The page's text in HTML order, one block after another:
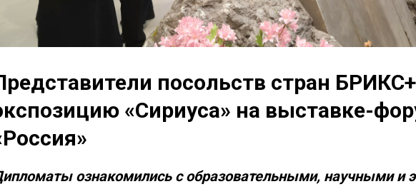
посольств стран
«Сириуса» на выставке-
ознакомились с образовательными, научными и